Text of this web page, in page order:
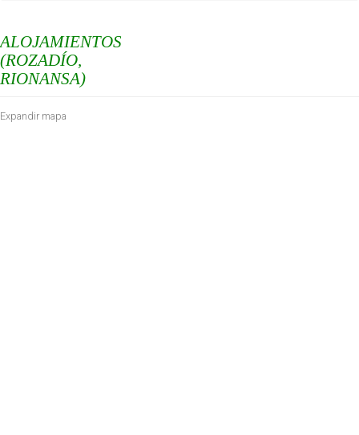
ALOJAMIENTOS
(ROZADÍO,
RIONANSA)
Expandir mapa